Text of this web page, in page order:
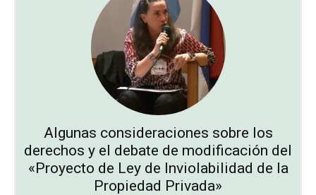
Algunas consideraciones sobre los
derechos y el debate de modificación del
«Proyecto de Ley de Inviolabilidad de la
Propiedad Privada»